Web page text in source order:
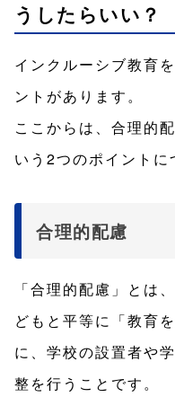
うしたらいい？
インクルーシブ教育
ントがあります。
ここからは、合理的
いう2つのポイントに
合理的配慮
「合理的配慮」とは
どもと平等に「教育
に、学校の設置者や
整を行うことです。